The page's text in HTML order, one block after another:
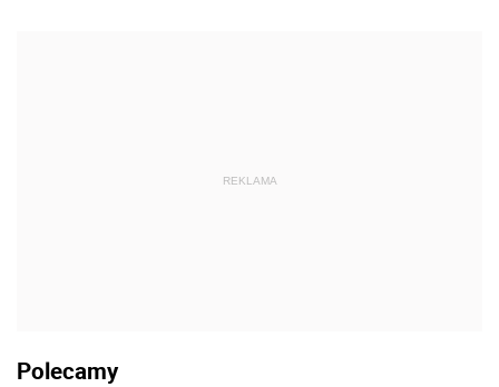
REKLAMA
Polecamy